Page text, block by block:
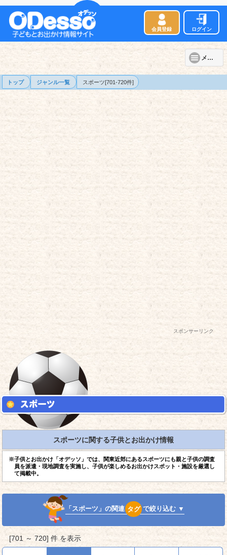
会員登録 ログイン
メニュー
トップ ジャンル一覧 スポーツ[701-720件]
スポンサーリンク
スポーツに関する子供とお出かけ情報
※子供とお出かけ「オデッソ」では、関東近郊にあるスポーツにも親と子供の調査
員を派遣・現地調査を実施し、子供が楽しめるお出かけスポット・施設を厳選し
て掲載中。
「スポーツ」の関連 タグ で絞り込む ▼
[701 ～ 720] 件 を表示